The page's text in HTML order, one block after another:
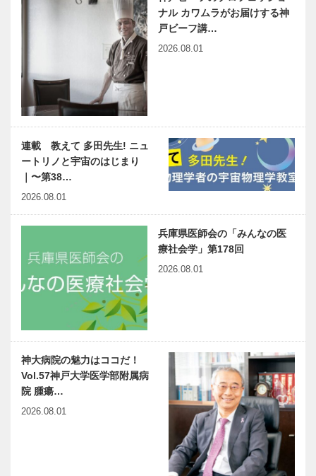
ナル カワムラがお届けする神
戸ビーフ講…
2026.08.01
連載 教えて 多田先生! ニュ
ートリノと宇宙のはじまり
｜〜第38…
2026.08.01
兵庫県医師会の「みんなの医
療社会学」第178回
2026.08.01
神大病院の魅力はココだ！
Vol.57神戸大学医学部附属病
院 腫瘍…
2026.08.01